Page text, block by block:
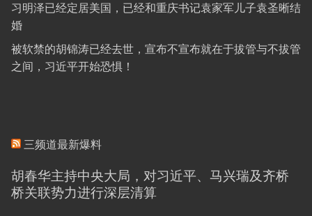
习明泽已经定居美国，已经和重庆书记袁家军儿子袁圣晰结
婚
被软禁的胡锦涛已经去世，宣布不宣布就在于拔管与不拔管
之间，习近平开始恐惧！
三频道最新爆料
胡春华主持中央大局，对习近平、马兴瑞及齐桥
桥关联势力进行深层清算